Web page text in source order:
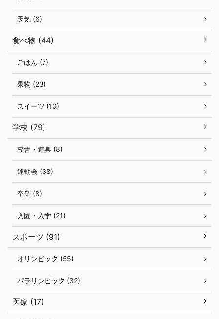
天気 (6)
食べ物 (44)
ごはん (7)
果物 (23)
スイーツ (10)
学校 (79)
校舎・道具 (8)
運動会 (38)
卒業 (8)
入園・入学 (21)
スポーツ (91)
オリンピック (55)
パラリンピック (32)
医療 (17)